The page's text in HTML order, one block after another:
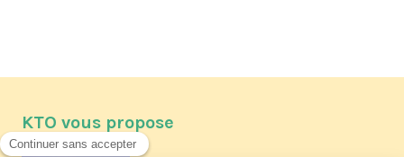
KTO vous propose